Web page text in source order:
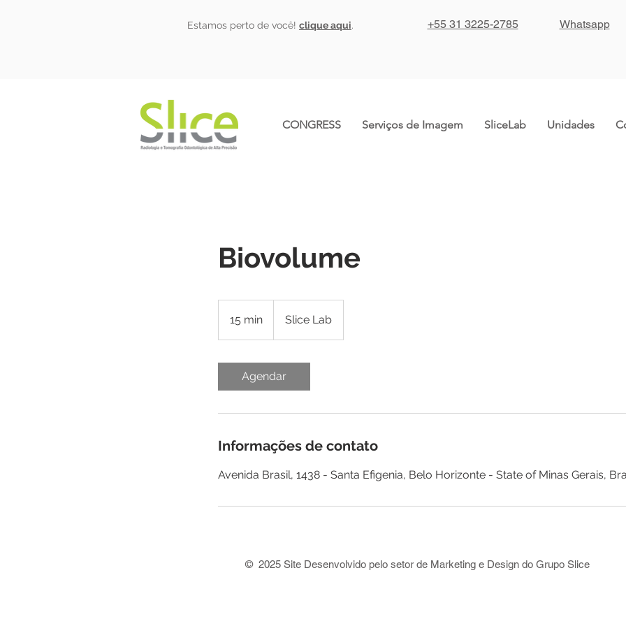
Estamos perto de você! clique aqui. +55 31 3225-2785 Whatsapp
CONGRESS Serviços de Imagem SliceLab Unidades
Biovolume
15 min
5
Slice Lab
Agendar
Informações de contato
Avenida Brasil, 1438 - Santa Efigenia, Belo Horizonte - State of Minas Gerais,
© 2025 Site Desenvolvido pelo setor de Marketing e Design do Grupo Slice